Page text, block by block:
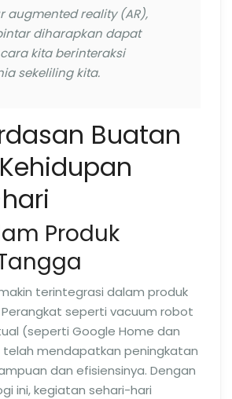
augmented reality (AR),
diharapkan dapat
kita berinteraksi
sekeliling kita.
Buatan
Produk
terintegrasi dalam produk
seperti vacuum robot
(seperti Google Home dan
telah mendapatkan peningkatan
dan efisiensinya. Dengan
ini, kegiatan sehari-hari